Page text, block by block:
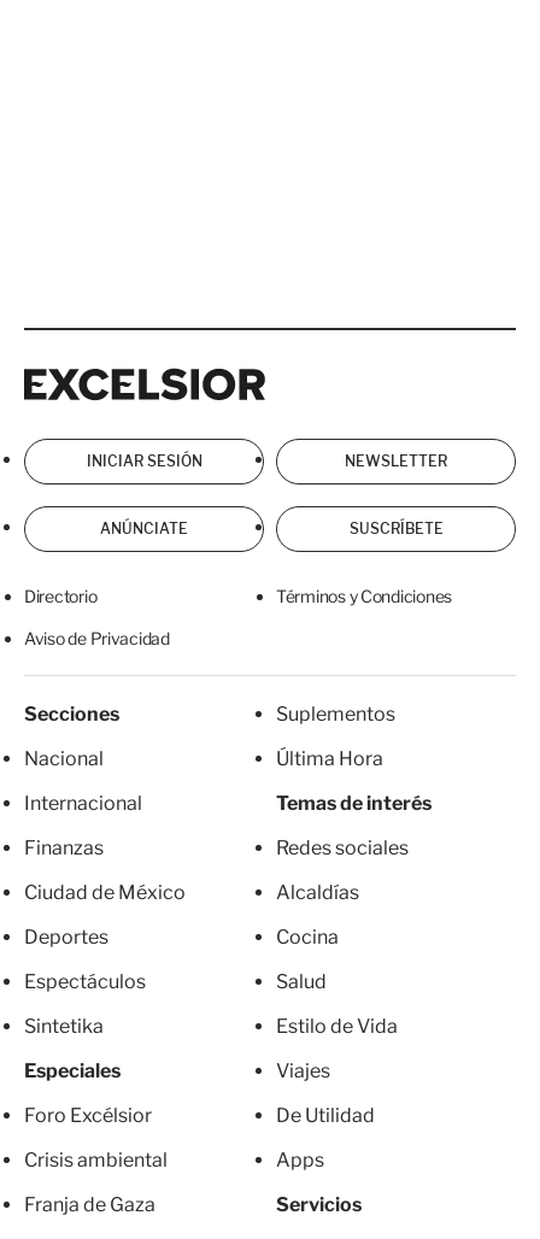
INICIAR SESIÓN NEWSLETTER
ANÚNCIATE SUSCRÍBETE
Directorio Términos y Condiciones
Aviso de Privacidad
Secciones
Nacional
Internacional
Finanzas
Ciudad de México
Deportes
Espectáculos
Sintetika
Especiales
Foro Excélsior
Crisis ambiental
Franja de Gaza
Suplementos
Última Hora
Temas de interés
Redes sociales
Alcaldías
Cocina
Salud
Estilo de Vida
Viajes
De Utilidad
Apps
Servicios